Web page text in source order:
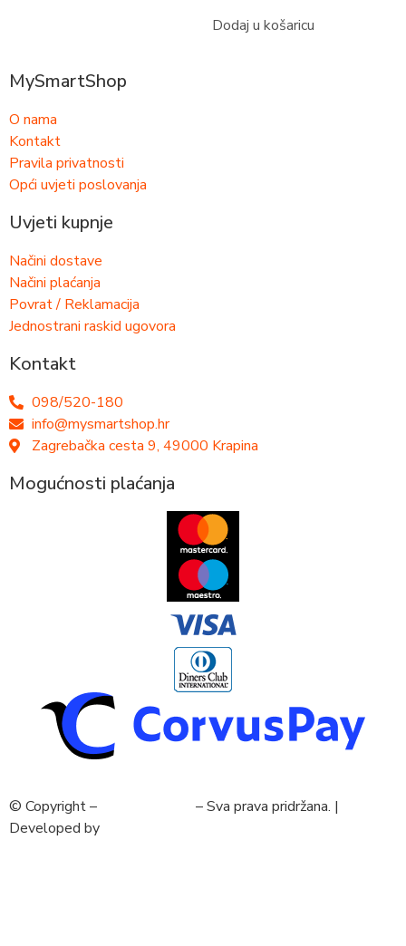
Dodaj u košaricu
MySmartShop
O nama
Kontakt
Pravila privatnosti
Opći uvjeti poslovanja
Uvjeti kupnje
Načini dostave
Načini plaćanja
Povrat / Reklamacija
Jednostrani raskid ugovora
Kontakt
098/520-180
info@mysmartshop.hr
Zagrebačka cesta 9, 49000 Krapina
Mogućnosti plaćanja
© Copyright –
– Sva prava pridržana. |
Developed by